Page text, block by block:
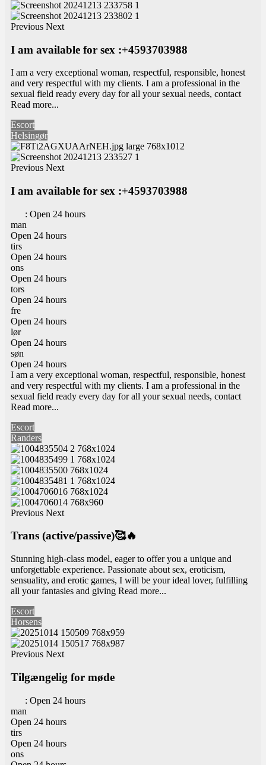
Previous Next
I am available for sex :+4593703988
I am a very exceptional woman, respectful, responsible, honest
and very respectful with my clients. I am a professional in the
sexual field ready every day for all your sexual needs, contact
Read more...
Escort
Helsingør
Previous Next
I am available for sex :+4593703988
: Open 24 hours
man
Open 24 hours
tirs
Open 24 hours
ons
Open 24 hours
tors
Open 24 hours
fre
Open 24 hours
lør
Open 24 hours
søn
Open 24 hours
I am a very exceptional woman, respectful, responsible, honest
and very respectful with my clients. I am a professional in the
sexual field ready every day for all your sexual needs, contact
Read more...
Escort
Randers
Previous Next
Trans (active/passive)🥰🔥
Stunning high-class model, eager to offer you a unique and
unforgettable experience. Passionate about sex, eroticism,
sensuality, and erotic games, I will be your ideal lover, fulfilling
all your fantasies and giving Read more...
Escort
Horsens
Previous Next
Tilgængelig for møde
: Open 24 hours
man
Open 24 hours
tirs
Open 24 hours
ons